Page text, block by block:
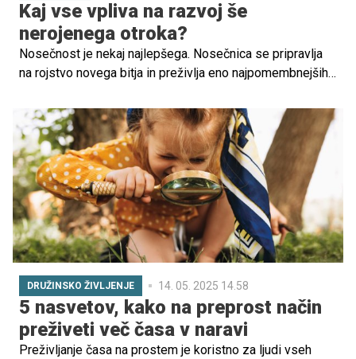
Kaj vse vpliva na razvoj še
nerojenega otroka?
Nosečnost je nekaj najlepšega. Nosečnica se pripravlja
na rojstvo novega bitja in preživlja eno najpomembnejših
spoznala svojega otročka, in pazi nanj, še preden ugleda
luč sveta. Kako pa lahko kar najbolje poskrbi zanj s
svojimi navadami in življenjskim slogom?
DRUŽINSKO ŽIVLJENJE 14. 05. 2025 14.58
5 nasvetov, kako na preprost način
preživeti več časa v naravi
Preživljanje časa na prostem je koristno za ljudi vseh